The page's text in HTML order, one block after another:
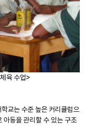
육 수업>
교는 수준 높은 커리큘럼으
아동을 관리할 수 있는 구조